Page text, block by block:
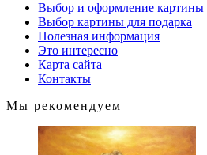
Выбор и оформление картины
Выбор картины для подарка
Полезная информация
Это интересно
Карта сайта
Контакты
Мы рекомендуем